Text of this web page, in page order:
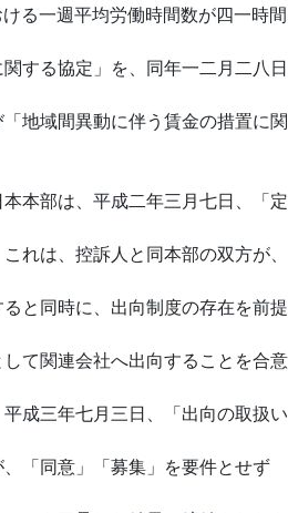
る一週平均労働時間数が四一時間
する協定」を、同年一二月二八日
地域間異動に伴う賃金の措置に関
本部は、平成二年三月七日、「定
れは、控訴人と同本部の双方が、
と同時に、出向制度の存在を前提
て関連会社へ出向することを合意
成三年七月三日、「出向の取扱い
「同意」「募集」を要件とせず